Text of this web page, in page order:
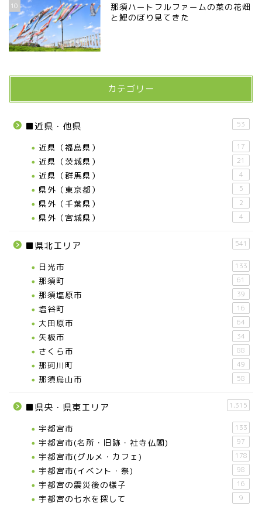
10
那須ハートフルファームの菜の花畑
と鯉のぼり見てきた
カテゴリー
■近県・他県 53
近県（福島県） 17
近県（茨城県） 21
近県（群馬県） 4
県外（東京都） 5
県外（千葉県） 2
県外（宮城県） 4
■県北エリア 541
日光市 133
那須町 61
那須塩原市 39
塩谷町 16
大田原市 64
矢板市 34
さくら市 88
那珂川町 49
那須烏山市 58
■県央・県東エリア 1,315
宇都宮市 133
宇都宮市(名所・旧跡・社寺仏閣) 97
宇都宮市(グルメ・カフェ) 178
宇都宮市(イベント・祭) 98
宇都宮の震災後の様子 16
宇都宮の七水を探して 9